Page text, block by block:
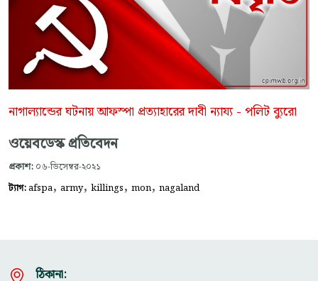
নাগাল্যান্ডের ঘটনায় আফস্পা প্রত্যাহারের দাবী ন্যায্য - পলিট ব্যুরো
ওয়েবডেস্ক প্রতিবেদন
প্রকাশ: ০৬-ডিসেম্বর-২০২১
ট্যাগ:afspa, army, killings, mon, nagaland
ঠিকানা: